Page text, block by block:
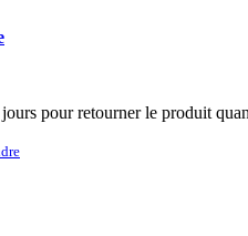
pour retourner le produit